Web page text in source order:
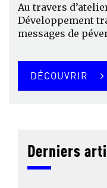
Au travers
Développement
messages de
DÉCOUVRIR
Derniers